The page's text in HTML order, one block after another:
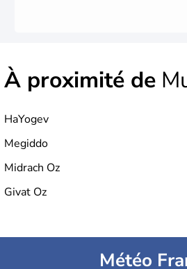
À proximité de
HaYogev
Megiddo
Midrach Oz
Givat Oz
Météo